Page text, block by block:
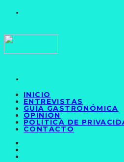
INICIO
ENTREVISTAS
GUÍA GASTRONÓMICA
OPINIÓN
POLÍTICA DE
CONTACTO